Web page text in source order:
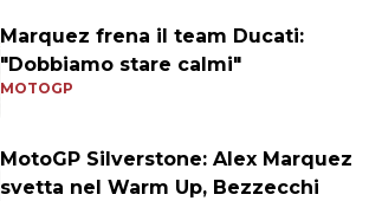
Marquez frena il team Ducati:
"Dobbiamo stare calmi"
MOTOGP
MotoGP Silverstone: Alex Marquez
svetta nel Warm Up, Bezzecchi